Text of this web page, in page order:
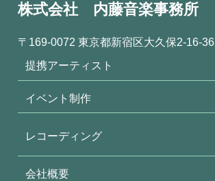
株式会社 内藤音楽事務所
〒169-0072 東京都新宿区大久保2-16-36
提携アーティスト
イベント制作
レコーディング
会社概要